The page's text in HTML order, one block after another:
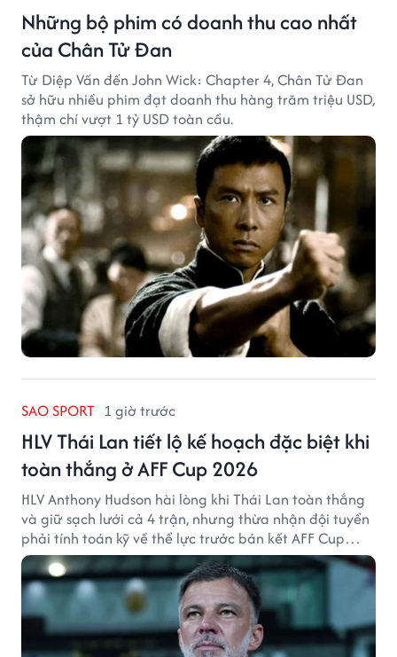
Những bộ phim có doanh thu cao nhất
của Chân Tử Đan
Từ Diệp Vấn đến John Wick: Chapter 4, Chân Tử Đan
sở hữu nhiều phim đạt doanh thu hàng trăm triệu USD,
thậm chí vượt 1 tỷ USD toàn cầu.
SAO SPORT 1 giờ trước
HLV Thái Lan tiết lộ kế hoạch đặc biệt khi
toàn thắng ở AFF Cup 2026
HLV Anthony Hudson hài lòng khi Thái Lan toàn thắng
và giữ sạch lưới cả 4 trận, nhưng thừa nhận đội tuyển
phải tính toán kỹ về thể lực trước bán kết AFF Cup
2026.